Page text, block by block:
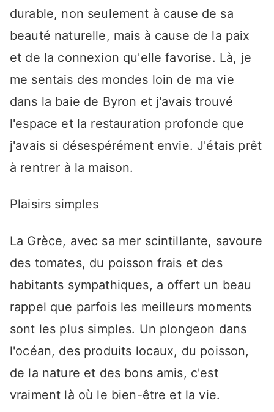
durable, non seulement à cause de sa
beauté naturelle, mais à cause de la paix
et de la connexion qu'elle favorise. Là, je
me sentais des mondes loin de ma vie
dans la baie de Byron et j'avais trouvé
l'espace et la restauration profonde que
j'avais si désespérément envie. J'étais prêt
à rentrer à la maison.
Plaisirs simples
La Grèce, avec sa mer scintillante, savoure
des tomates, du poisson frais et des
habitants sympathiques, a offert un beau
rappel que parfois les meilleurs moments
sont les plus simples. Un plongeon dans
l'océan, des produits locaux, du poisson,
de la nature et des bons amis, c'est
vraiment là où le bien-être et la vie.